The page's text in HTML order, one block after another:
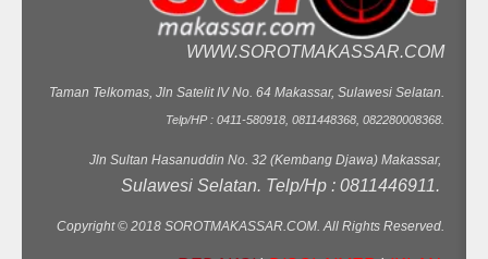
WWW.SOROTMAKASSAR.COM
Taman Telkomas, Jln Satelit IV No. 64 Makassar, Sulawesi Selatan.
Telp/HP : 0411-580918, 0811448368, 082280008368.
Jln Sultan Hasanuddin No. 32 (Kembang Djawa) Makassar,
Sulawesi Selatan. Telp/Hp : 0811446911.
Copyright © 2018 SOROTMAKASSAR.COM. All Rights Reserved.